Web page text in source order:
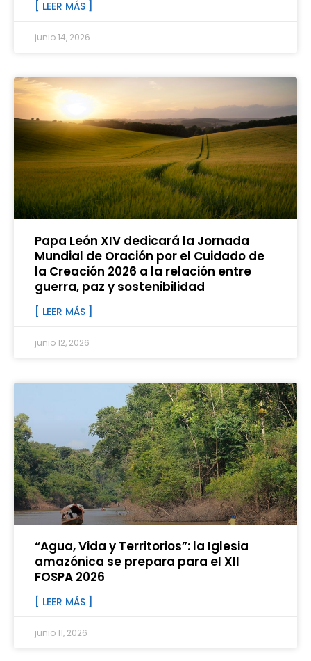
[ LEER MÁS ]
junio 14, 2026
Papa León XIV dedicará la Jornada
Mundial de Oración por el Cuidado de
la Creación 2026 a la relación entre
guerra, paz y sostenibilidad
[ LEER MÁS ]
junio 12, 2026
“Agua, Vida y Territorios”: la Iglesia
amazónica se prepara para el XII
FOSPA 2026
[ LEER MÁS ]
junio 11, 2026